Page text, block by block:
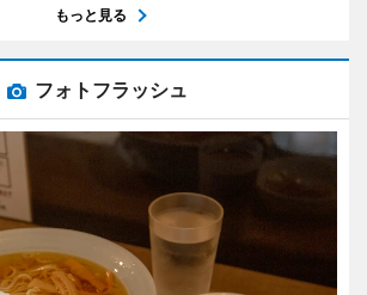
もっと見る
フォトフラッシュ